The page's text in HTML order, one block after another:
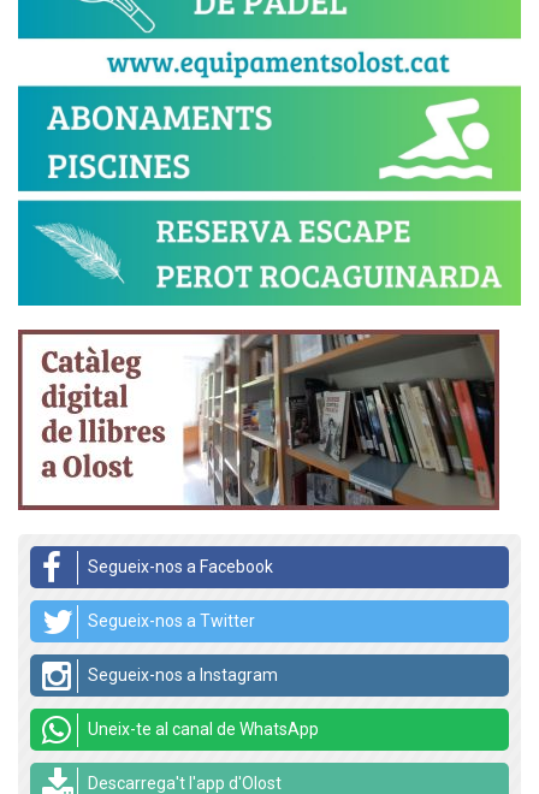
Segueix-nos a Facebook
Segueix-nos a Twitter
Segueix-nos a Instagram
Uneix-te al canal de WhatsApp
Descarrega't l'app d'Olost